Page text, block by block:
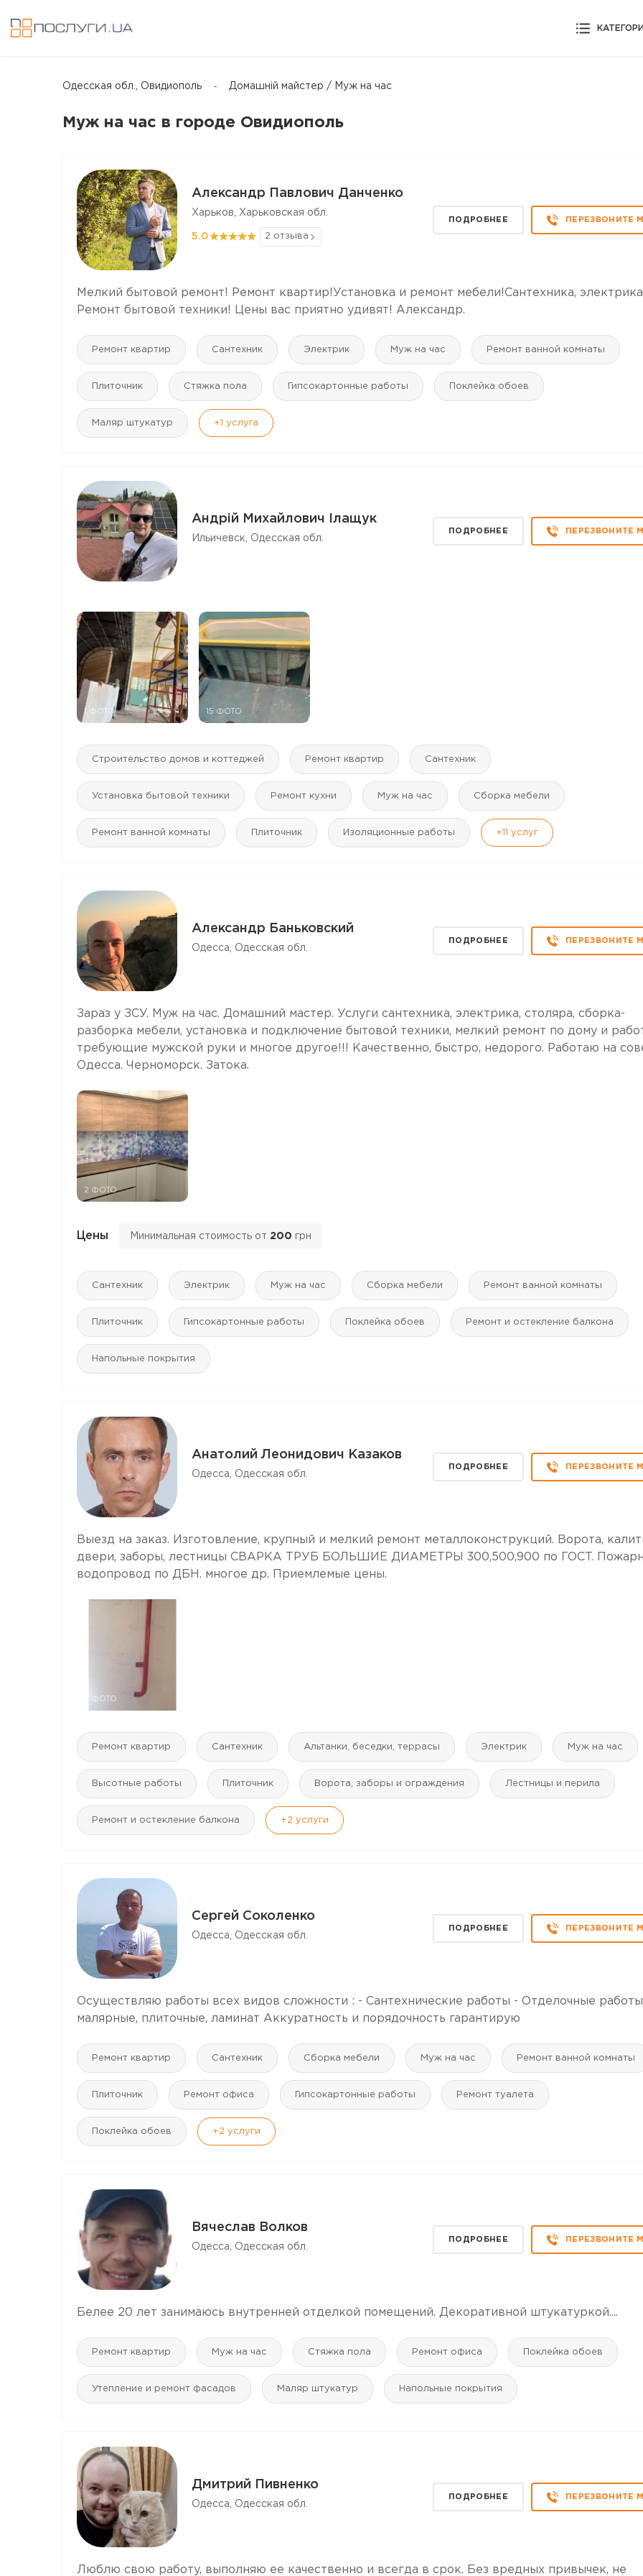
Одесская обл., Овидиополь Домашній майстер / Муж на час
Муж на час в городе Овидиополь
Александр Павлович Данченко
Харьков, Харьковская обл.
5.0 2 отзыва
ПОДРОБНЕЕ ПЕРЕЗВОНИТЕ
Мелкий бытовой ремонт! Ремонт квартир!Установка и ремонт мебели!Сантехника,
Ремонт бытовой техники! Цены вас приятно удивят! Александр.
Ремонт квартир Сантехник Электрик Муж на час Ремонт ванной комнаты
Плиточник Стяжка пола Гипсокартонные работы Поклейка обоев
Маляр штукатур +1 услуга
Андрій Михайлович Ілащук
Ильичевск, Одесская обл.
ПОДРОБНЕЕ ПЕРЕЗВОНИТЕ
1 ФОТО 15 ФОТО
Строительство домов и коттеджей Ремонт квартир Сантехник
Установка бытовой техники Ремонт кухни Муж на час Сборка мебели
Ремонт ванной комнаты Плиточник Изоляционные работы +11 услуг
Александр Баньковский
Одесса, Одесская обл.
ПОДРОБНЕЕ ПЕРЕЗВОНИТЕ
Зараз у ЗСУ. Муж на час. Домашний мастер. Услуги сантехника, электрика, столяра, сборка-
разборка мебели, установка и подключение бытовой техники, мелкий ремонт по дому и
требующие мужской руки и многое другое!!! Качественно, быстро, недорого. Работаю на
Одесса. Черноморск. Затока.
2 ФОТО
Цены Минимальная стоимость от 200 грн
Сантехник Электрик Муж на час Сборка мебели Ремонт ванной комнаты
Плиточник Гипсокартонные работы Поклейка обоев Ремонт и остекление балкона
Напольные покрытия
Анатолий Леонидович Казаков
Одесса, Одесская обл.
ПОДРОБНЕЕ ПЕРЕЗВОНИТЕ
Выезд на заказ. Изготовление, крупный и мелкий ремонт металлоконструкций. Ворота,
двери, заборы, лестницы СВАРКА ТРУБ БОЛЬШИЕ ДИАМЕТРЫ 300,500,900 по ГОСТ.
водопровод по ДБН. многое др. Приемлемые цены.
7 ФОТО
Ремонт квартир Сантехник Альтанки, беседки, террасы Электрик Муж на час
Высотные работы Плиточник Ворота, заборы и ограждения Лестницы и перила
Ремонт и остекление балкона +2 услуги
Сергей Соколенко
Одесса, Одесская обл.
ПОДРОБНЕЕ ПЕРЕЗВОНИТЕ
Осуществляю работы всех видов сложности : - Сантехнические работы - Отделочные
малярные, плиточные, ламинат Аккуратность и порядочность гарантирую
Ремонт квартир Сантехник Сборка мебели Муж на час Ремонт ванной комнаты
Плиточник Ремонт офиса Гипсокартонные работы Ремонт туалета
Поклейка обоев +2 услуги
Вячеслав Волков
Одесса, Одесская обл.
ПОДРОБНЕЕ ПЕРЕЗВОНИТЕ
Белее 20 лет занимаюсь внутренней отделкой помещений. Декоративной штукатуркой....
Ремонт квартир Муж на час Стяжка пола Ремонт офиса Поклейка обоев
Утепление и ремонт фасадов Маляр штукатур Напольные покрытия
Дмитрий Пивненко
Одесса, Одесская обл.
ПОДРОБНЕЕ ПЕРЕЗВОНИТЕ
Люблю свою работу, выполняю ее качественно и всегда в срок. Без вредных привычек, не